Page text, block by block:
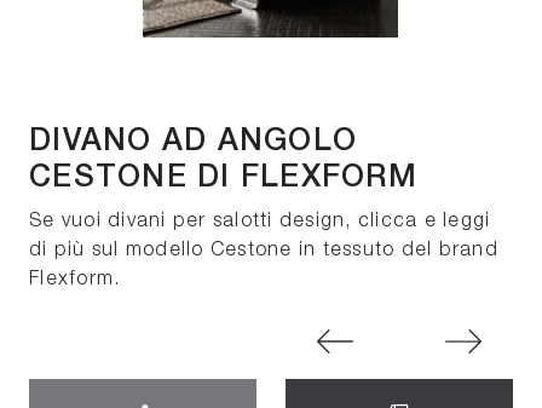
DIVANO AD ANGOLO
CESTONE DI FLEXFORM
Se vuoi divani per salotti design, clicca e leggi
di più sul modello Cestone in tessuto del brand
Flexform.